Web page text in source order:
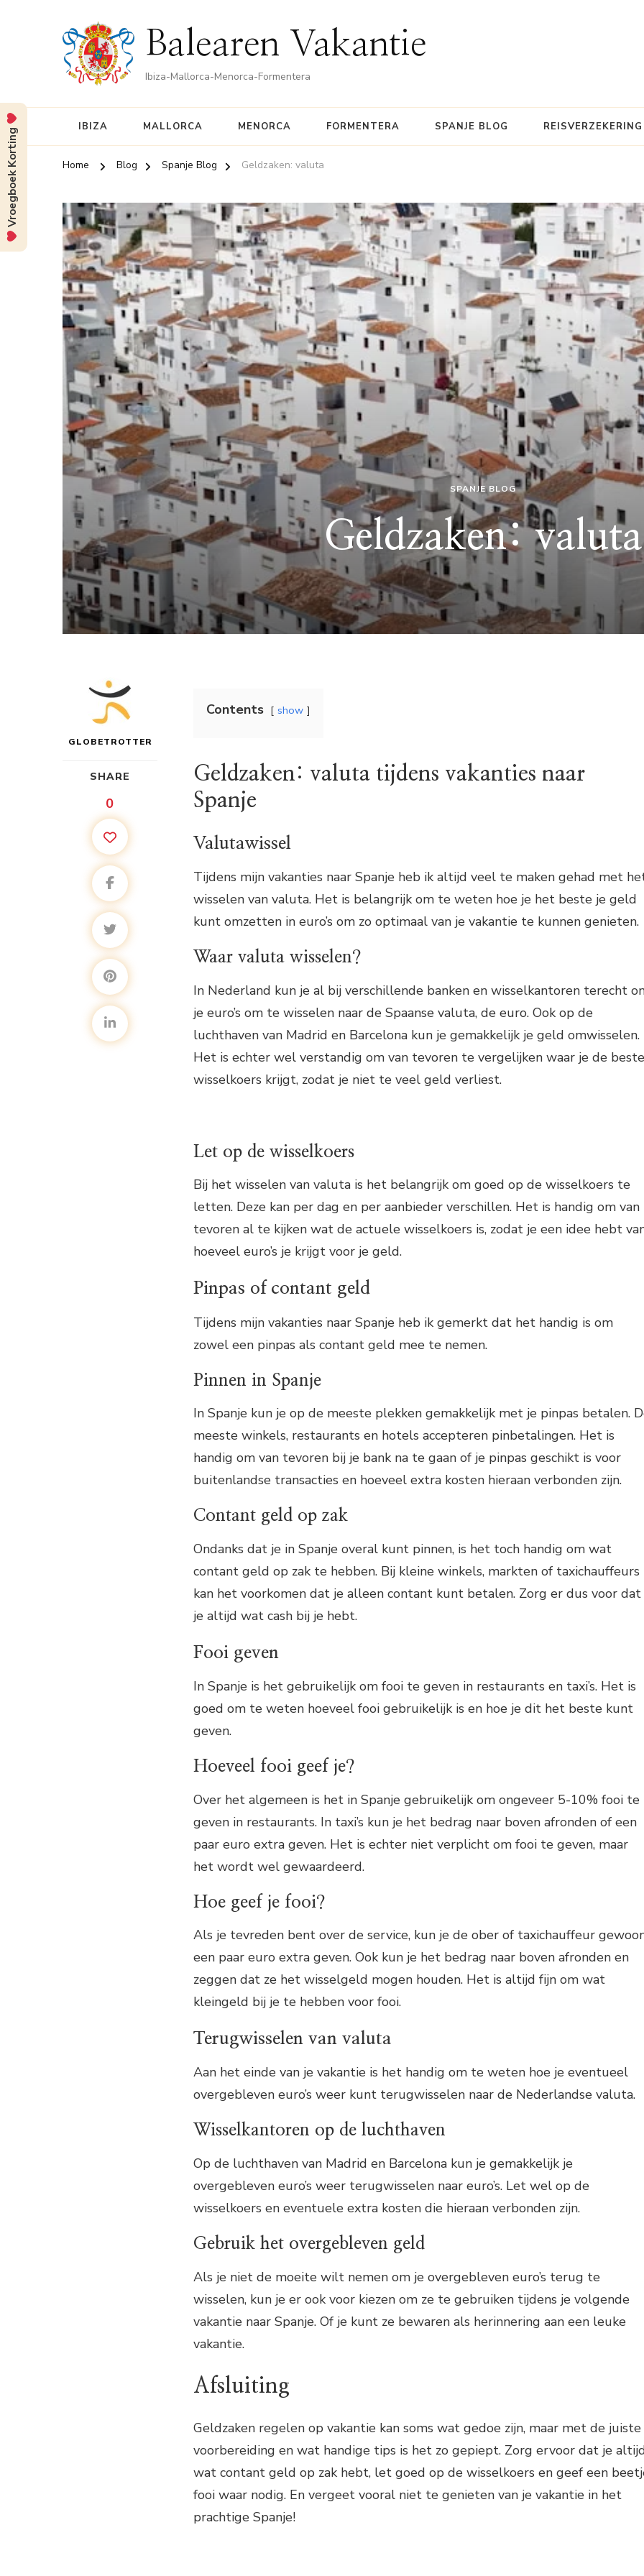
Balearen Vakantie
Ibiza-Mallorca-Menorca-Formentera
IBIZA MALLORCA MENORCA FORMENTERA SPANJE BLOG REISVERZEKERING
Home Blog Spanje Blog Geldzaken: valuta
SPANJE BLOG
Geldzaken: valuta
GLOBETROTTER
SHARE
0
Contents show
Geldzaken: valuta tijdens vakanties naar
Spanje
Valutawissel
Tijdens mijn vakanties naar Spanje heb ik altijd veel te maken gehad met
wisselen van valuta. Het is belangrijk om te weten hoe je het beste je geld
kunt omzetten in euro’s om zo optimaal van je vakantie te kunnen genieten.
Waar valuta wisselen?
In Nederland kun je al bij verschillende banken en wisselkantoren terecht
je euro’s om te wisselen naar de Spaanse valuta, de euro. Ook op de
luchthaven van Madrid en Barcelona kun je gemakkelijk je geld omwisselen.
Het is echter wel verstandig om van tevoren te vergelijken waar je de beste
wisselkoers krijgt, zodat je niet te veel geld verliest.
Let op de wisselkoers
Bij het wisselen van valuta is het belangrijk om goed op de wisselkoers te
letten. Deze kan per dag en per aanbieder verschillen. Het is handig om van
tevoren al te kijken wat de actuele wisselkoers is, zodat je een idee hebt
hoeveel euro’s je krijgt voor je geld.
Pinpas of contant geld
Tijdens mijn vakanties naar Spanje heb ik gemerkt dat het handig is om
zowel een pinpas als contant geld mee te nemen.
Pinnen in Spanje
In Spanje kun je op de meeste plekken gemakkelijk met je pinpas betalen.
meeste winkels, restaurants en hotels accepteren pinbetalingen. Het is
handig om van tevoren bij je bank na te gaan of je pinpas geschikt is voor
buitenlandse transacties en hoeveel extra kosten hieraan verbonden zijn.
Contant geld op zak
Ondanks dat je in Spanje overal kunt pinnen, is het toch handig om wat
contant geld op zak te hebben. Bij kleine winkels, markten of taxichauffeurs
kan het voorkomen dat je alleen contant kunt betalen. Zorg er dus voor dat
je altijd wat cash bij je hebt.
Fooi geven
In Spanje is het gebruikelijk om fooi te geven in restaurants en taxi’s. Het is
goed om te weten hoeveel fooi gebruikelijk is en hoe je dit het beste kunt
geven.
Hoeveel fooi geef je?
Over het algemeen is het in Spanje gebruikelijk om ongeveer 5-10% fooi te
geven in restaurants. In taxi’s kun je het bedrag naar boven afronden of een
paar euro extra geven. Het is echter niet verplicht om fooi te geven, maar
het wordt wel gewaardeerd.
Hoe geef je fooi?
Als je tevreden bent over de service, kun je de ober of taxichauffeur
een paar euro extra geven. Ook kun je het bedrag naar boven afronden en
zeggen dat ze het wisselgeld mogen houden. Het is altijd fijn om wat
kleingeld bij je te hebben voor fooi.
Terugwisselen van valuta
Aan het einde van je vakantie is het handig om te weten hoe je eventueel
overgebleven euro’s weer kunt terugwisselen naar de Nederlandse valuta.
Wisselkantoren op de luchthaven
Op de luchthaven van Madrid en Barcelona kun je gemakkelijk je
overgebleven euro’s weer terugwisselen naar euro’s. Let wel op de
wisselkoers en eventuele extra kosten die hieraan verbonden zijn.
Gebruik het overgebleven geld
Als je niet de moeite wilt nemen om je overgebleven euro’s terug te
wisselen, kun je er ook voor kiezen om ze te gebruiken tijdens je volgende
vakantie naar Spanje. Of je kunt ze bewaren als herinnering aan een leuke
vakantie.
Afsluiting
Geldzaken regelen op vakantie kan soms wat gedoe zijn, maar met de juiste
voorbereiding en wat handige tips is het zo gepiept. Zorg ervoor dat je
wat contant geld op zak hebt, let goed op de wisselkoers en geef een
fooi waar nodig. En vergeet vooral niet te genieten van je vakantie in het
prachtige Spanje!
Vroegboek Korting